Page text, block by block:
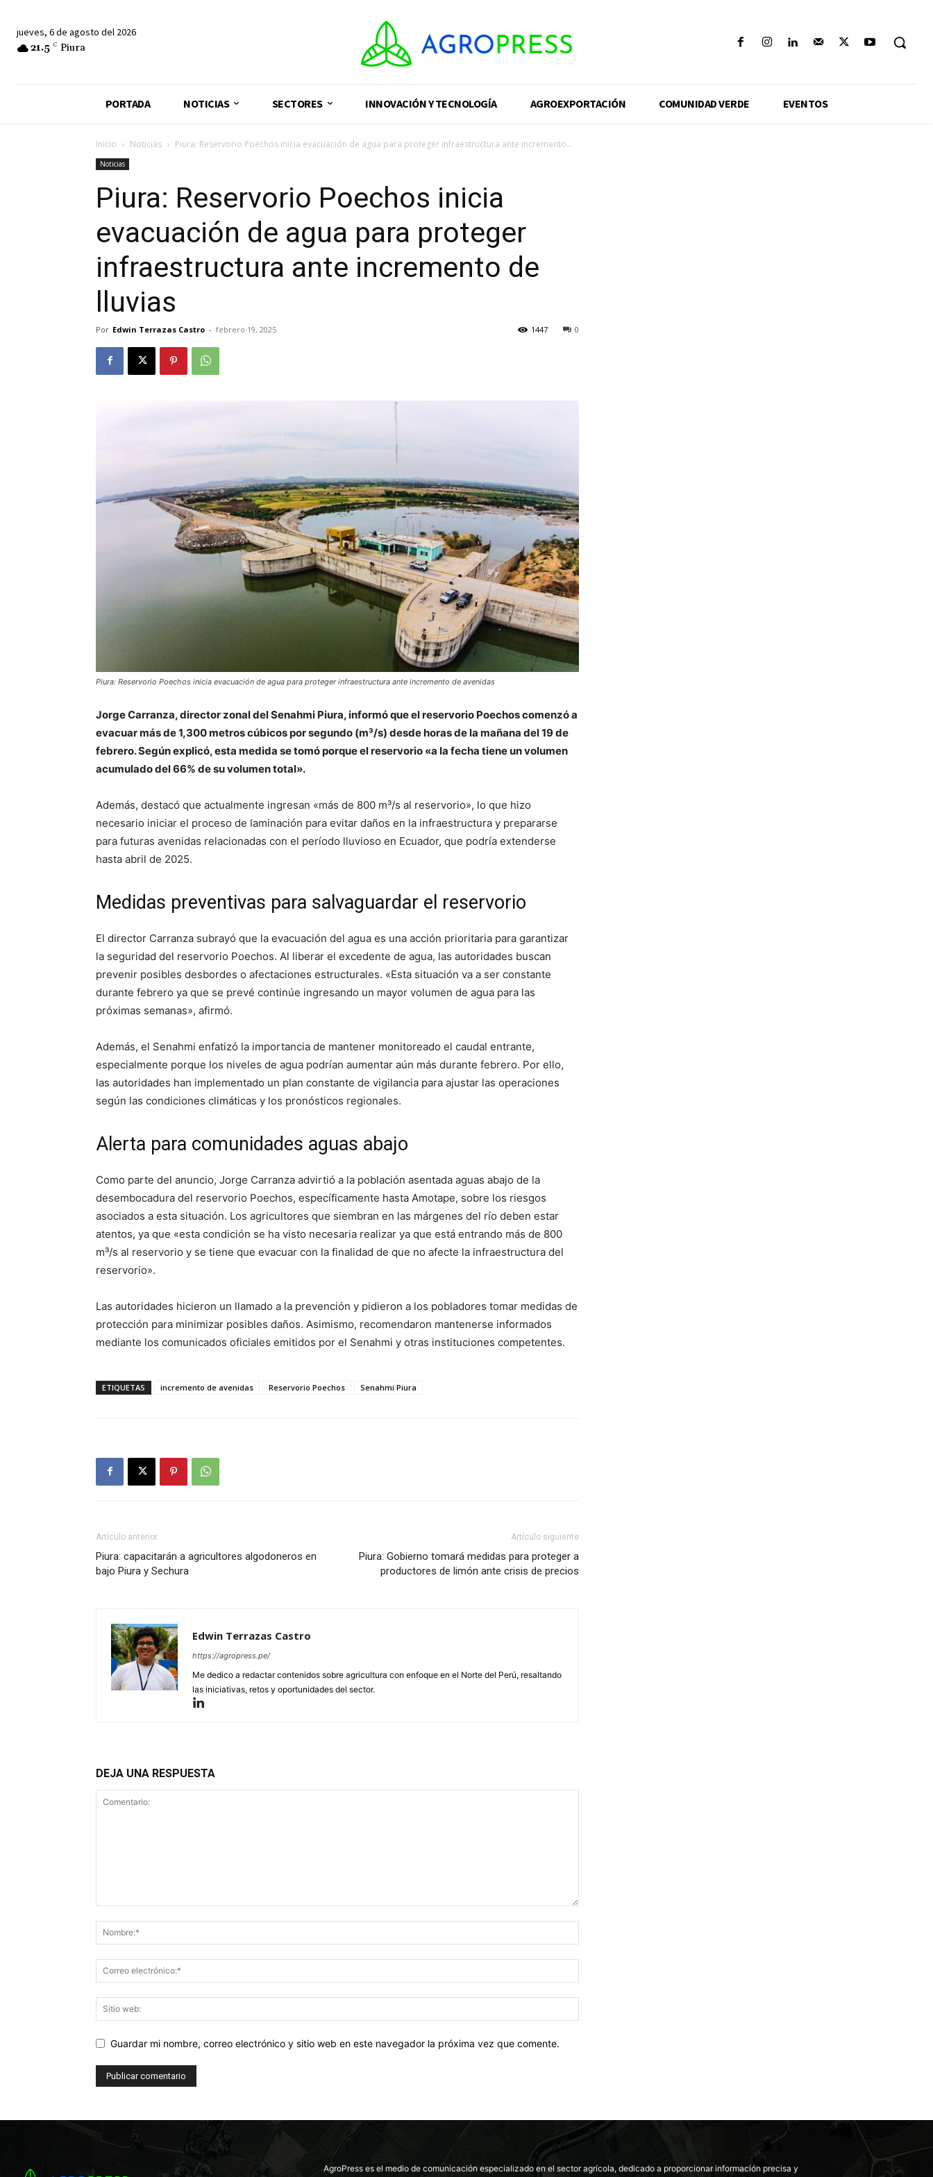
jueves, 6 de agosto del 2026
21.5 C Piura
PORTADA NOTICIAS SECTORES INNOVACIÓN Y TECNOLOGÍA AGROEXPORTACIÓN COMUNIDAD VERDE EVENTOS
Inicio Noticias Piura: Reservorio Poechos inicia evacuación de agua para proteger infraestructura ante incremento...
Noticias
Piura: Reservorio Poechos inicia
evacuación de agua para proteger
infraestructura ante incremento de
lluvias
Por Edwin Terrazas Castro - febrero 19, 2025 0
1447
Piura: Reservorio Poechos inicia evacuación de agua para proteger infraestructura ante incremento de avenidas
Jorge Carranza, director zonal del Senahmi Piura, informó que el reservorio Poechos comenzó a
evacuar más de 1,300 metros cúbicos por segundo (m³/s) desde horas de la mañana del 19 de
febrero. Según explicó, esta medida se tomó porque el reservorio «a la fecha tiene un volumen
acumulado del 66% de su volumen total».
Además, destacó que actualmente ingresan «más de 800 m³/s al reservorio», lo que hizo
necesario iniciar el proceso de laminación para evitar daños en la infraestructura y prepararse
para futuras avenidas relacionadas con el período lluvioso en Ecuador, que podría extenderse
hasta abril de 2025.
Medidas preventivas para salvaguardar el reservorio
El director Carranza subrayó que la evacuación del agua es una acción prioritaria para garantizar
la seguridad del reservorio Poechos. Al liberar el excedente de agua, las autoridades buscan
prevenir posibles desbordes o afectaciones estructurales. «Esta situación va a ser constante
durante febrero ya que se prevé continúe ingresando un mayor volumen de agua para las
próximas semanas», afirmó.
Además, el Senahmi enfatizó la importancia de mantener monitoreado el caudal entrante,
especialmente porque los niveles de agua podrían aumentar aún más durante febrero. Por ello,
las autoridades han implementado un plan constante de vigilancia para ajustar las operaciones
según las condiciones climáticas y los pronósticos regionales.
Alerta para comunidades aguas abajo
Como parte del anuncio, Jorge Carranza advirtió a la población asentada aguas abajo de la
desembocadura del reservorio Poechos, específicamente hasta Amotape, sobre los riesgos
asociados a esta situación. Los agricultores que siembran en las márgenes del río deben estar
atentos, ya que «esta condición se ha visto necesaria realizar ya que está entrando más de 800
m³/s al reservorio y se tiene que evacuar con la finalidad de que no afecte la infraestructura del
reservorio».
Las autoridades hicieron un llamado a la prevención y pidieron a los pobladores tomar medidas de
protección para minimizar posibles daños. Asimismo, recomendaron mantenerse informados
mediante los comunicados oficiales emitidos por el Senahmi y otras instituciones competentes.
ETIQUETAS incremento de avenidas Reservorio Poechos Senahmi Piura
Artículo anterior
Piura: capacitarán a agricultores algodoneros en
bajo Piura y Sechura
Artículo siguiente
Piura: Gobierno tomará medidas para proteger a
productores de limón ante crisis de precios
Edwin Terrazas Castro
https://agropress.pe/
Me dedico a redactar contenidos sobre agricultura con enfoque en el Norte del Perú, resaltando
las iniciativas, retos y oportunidades del sector.
DEJA UNA RESPUESTA
Guardar mi nombre, correo electrónico y sitio web en este navegador la próxima vez que comente.
AgroPress es el medio de comunicación especializado en el sector agrícola, dedicado a proporcionar información precisa y